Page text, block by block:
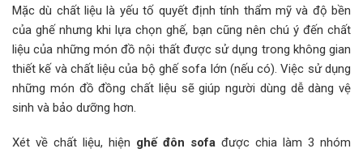
Mặc dù chất liệu là yếu tố quyết định tính thẩm mỹ và độ bền
của ghế nhưng khi lựa chọn ghế, bạn cũng nên chú ý đến chất
liệu của những món đồ nội thất được sử dụng trong không gian
thiết kế và chất liệu của bộ ghế sofa lớn (nếu có). Việc sử dụng
những món đồ đồng chất liệu sẽ giúp người dùng dễ dàng vệ
sinh và bảo dưỡng hơn.
Xét về chất liệu, hiện ghế đôn sofa được chia làm 3 nhóm